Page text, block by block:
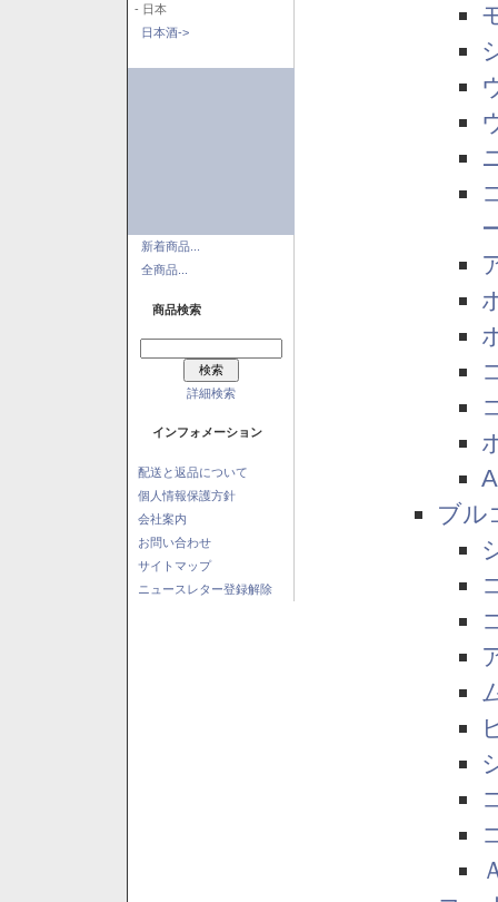
- 日本
日本酒->
新着商品...
全商品...
商品検索
詳細検索
インフォメーション
配送と返品について
個人情報保護方針
会社案内
お問い合わせ
サイトマップ
ニュースレター登録解除
ブル